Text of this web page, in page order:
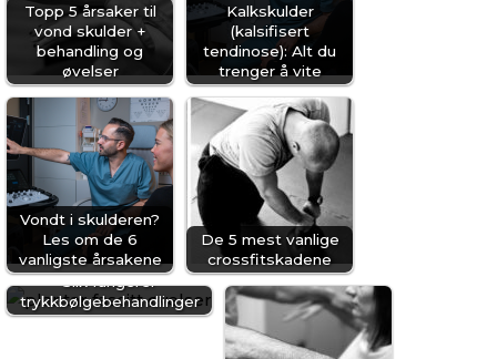
Anbefales på
det sterkeste! Reiser fra
andre siden av byen for å gå
til akkurat denne
kiropraktoren. Oppleves som
faglig svært dyktige og er
ellers skikkelig hyggelige folk
KAREN FIDJELAND
Topp 5 årsaker til
vond skulder +
behandling og
øvelser
Kalkskulder
(kalsifisert
tendinose): Alt du
trenger å vite
Vondt i skulderen?
Les om de 6
vanligste årsakene
De 5 mest vanlige
crossfitskadene
Slik fungerer
trykkbølgebehandlinger